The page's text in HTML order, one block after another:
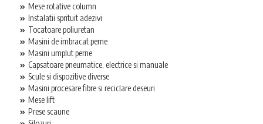
Mese rotative column
Instalatii sprituit adezivi
Tocatoare poliuretan
Masini de imbracat perne
Masini umplut perne
Capsatoare pneumatice, electrice si manuale
Scule si dispozitive diverse
Masini procesare fibre si reciclare deseuri
Mese lift
Prese scaune